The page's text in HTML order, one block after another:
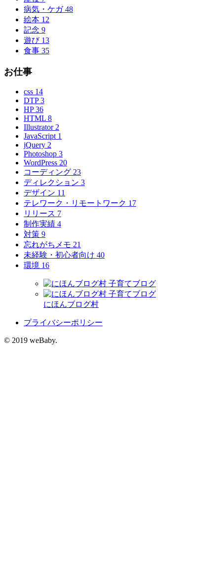
病気・ケガ48
絵本 12
記念 9
遊び 13
食事 35
お仕事
css 14
DTP3
HP36
HTML 8
Illustrator2
JavaScript 1
jQuery 2
Photoshop 3
WordPress 20
コーディング 23
ディレクション 3
デザイン 11
テレワーク・リモートワーク 17
リリース 7
制作実績 4
対策 9
忘れがちメモ 21
未経験・初心者向け 40
環境 16
にほんブログ村
プライバシーポリシー
© 2019 weBaby.